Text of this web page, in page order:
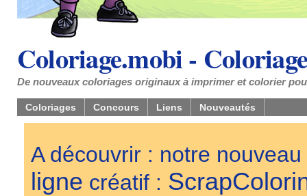
Coloriage.mobi -
De nouveaux coloriages originaux à imprimer et colorier
Coloriages Concours Liens Nouveautés
A découvrir : notre
ligne créatif :